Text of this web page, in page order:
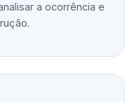
a ocorrência e